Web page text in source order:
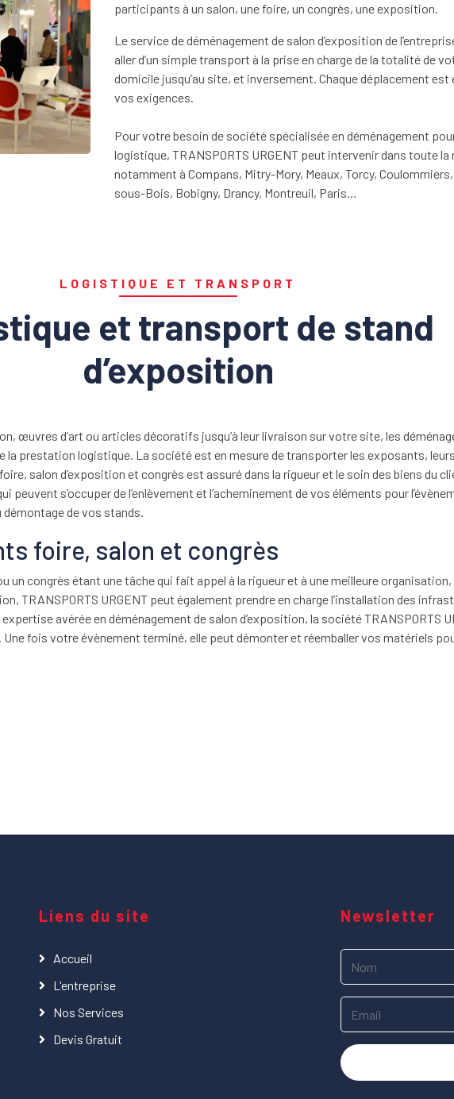
participants à un salon, une foire, un congrès, une exposition.
Le service de déménagement de salon d’exposition de
aller d’un simple transport à la prise en charge de la totalité de
domicile jusqu’au site, et inversement. Chaque déplacement est
vos exigences.
Pour votre besoin de société spécialisée en déménagement
logistique, TRANSPORTS URGENT peut intervenir dans toute la
notamment à Compans, Mitry-Mory, Meaux, Torcy,
sous-Bois, Bobigny, Drancy, Montreuil, Paris…
LOGISTIQUE ET TRANSPORT
et transport de stand
d’exposition
œuvres d’art ou articles décoratifs jusqu’à leur livraison sur votre site, les
la prestation logistique. La société est en mesure de transporter les exposants,
salon d’exposition et congrès est assuré dans la rigueur et le soin des biens du
peuvent s’occuper de l’enlèvement et l’acheminement de vos éléments pour
de vos stands.
foire, salon et congrès
un congrès étant une tâche qui fait appel à la rigueur et à une meilleure
TRANSPORTS URGENT peut également prendre en charge l’installation des
avérée en déménagement de salon d’exposition, la société TRANSPORTS
fois votre évènement terminé, elle peut démonter et réemballer vos matériels
Liens du site
Accueil
L'entreprise
Nos Services
Devis Gratuit
Newsletter